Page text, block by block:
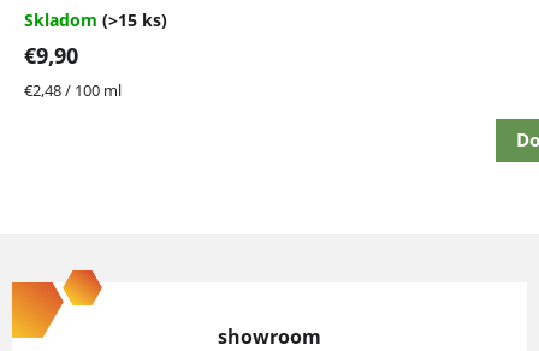
4,7
5
hviezdičiek.
Skladom (>15 ks)
€9,90
Jednotková
€2,48 / 100 ml
á
p
showroom